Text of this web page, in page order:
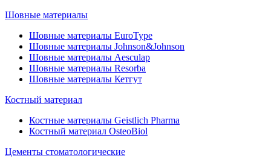
Шовные материалы
Шовные материалы EuroType
Шовные материалы Johnson&Johnson
Шовные материалы Aesculap
Шовные материалы Resorba
Шовные материалы Кетгут
Костный материал
Костные материалы Geistlich Pharma
Костный материал OsteoBiol
Цементы стоматологические